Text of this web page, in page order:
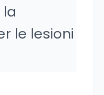
la
le lesioni